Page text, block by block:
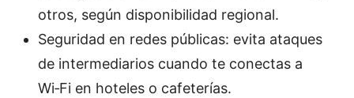
otros, según disponibilidad regional.
Seguridad en redes públicas: evita ataques
de intermediarios cuando te conectas a
Wi‑Fi en hoteles o cafeterías.